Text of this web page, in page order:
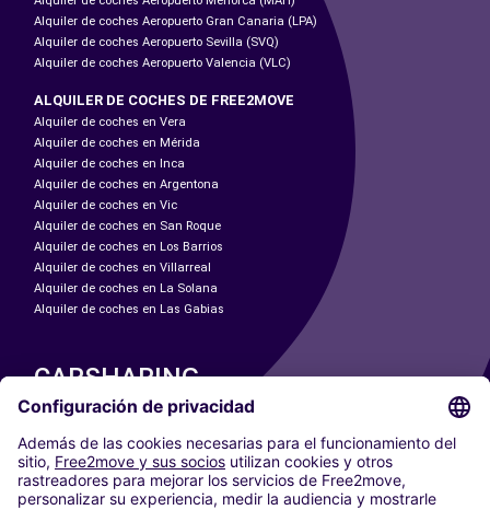
Alquiler de coches Aeropuerto Gran Canaria (LPA)
Alquiler de coches Aeropuerto Sevilla (SVQ)
Alquiler de coches Aeropuerto Valencia (VLC)
ALQUILER DE COCHES DE FREE2MOVE
Alquiler de coches en Vera
Alquiler de coches en Mérida
Alquiler de coches en Inca
Alquiler de coches en Argentona
Alquiler de coches en Vic
Alquiler de coches en San Roque
Alquiler de coches en Los Barrios
Alquiler de coches en Villarreal
Alquiler de coches en La Solana
Alquiler de coches en Las Gabias
CARSHARING
NUESTRAS CIUDADES
Paris
Madrid
Washington DC
Milán